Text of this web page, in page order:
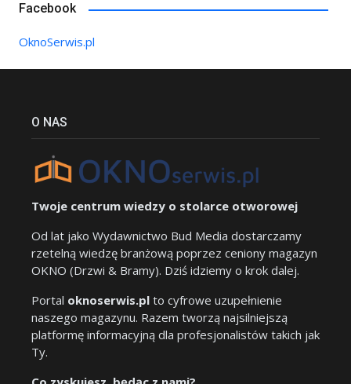
Facebook
OknoSerwis.pl
O NAS
Twoje centrum wiedzy o stolarce otworowej
Od lat jako Wydawnictwo Bud Media dostarczamy
rzetelną wiedzę branżową poprzez ceniony magazyn
OKNO (Drzwi & Bramy). Dziś idziemy o krok dalej.
Portal oknoserwis.pl to cyfrowe uzupełnienie
naszego magazynu. Razem tworzą najsilniejszą
platformę informacyjną dla profesjonalistów takich jak
Ty.